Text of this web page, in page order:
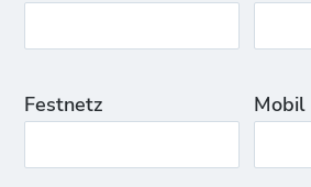
Festnetz Mobil